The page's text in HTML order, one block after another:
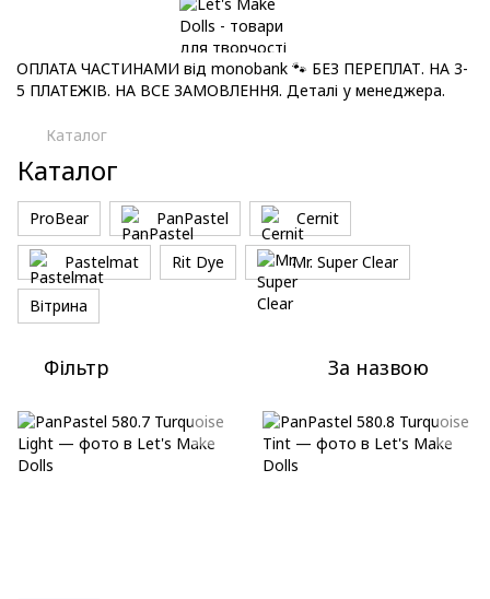
ОПЛАТА ЧАСТИНАМИ від monobank 🐾 БЕЗ ПЕРЕПЛАТ. НА 3-
5 ПЛАТЕЖІВ. НА ВСЕ ЗАМОВЛЕННЯ. Деталі у менеджера.
Каталог
Каталог
ProBear PanPastel Cernit
Pastelmat Rit Dye Mr. Super Clear
Вітрина
Фільтр За назвою